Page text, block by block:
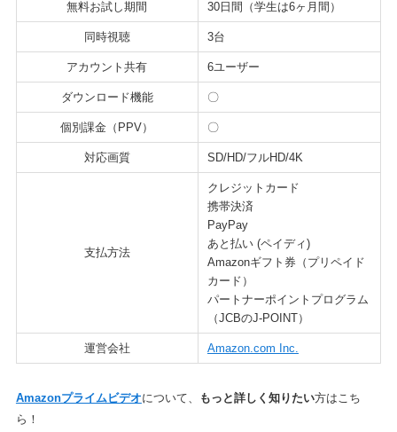
無料お試し期間 30日間（学生は6ヶ月間）
同時視聴 3台
アカウント共有 6ユーザー
ダウンロード機能 〇
個別課金（PPV） 〇
対応画質 SD/HD/フルHD/4K
支払方法
クレジットカード
携帯決済
PayPay
あと払い (ペイディ)
Amazonギフト券（プリペイド
カード）
パートナーポイントプログラム
（JCBのJ-POINT）
運営会社 Amazon.com Inc.
Amazonプライムビデオについて、 もっと詳しく知りたい方はこち
ら！